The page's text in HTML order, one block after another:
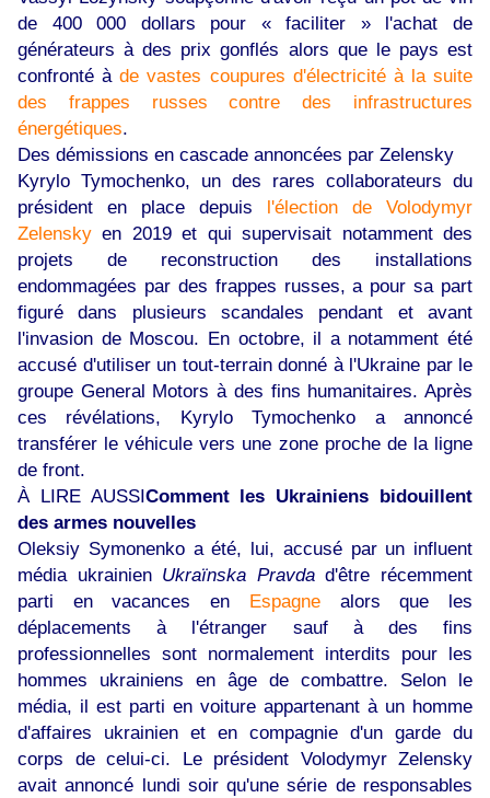
de 400 000 dollars pour « faciliter » l'achat de
générateurs à des prix gonflés alors que le pays est
confronté àde vastes coupures d'électricité à la suite
des frappes russes contre des infrastructures
énergétiques.
Des démissions en cascade annoncées par Zelensky
Kyrylo Tymochenko, un des rares collaborateurs du
président en place depuis l'élection de Volodymyr
Zelensky en 2019 et qui supervisait notamment des
projets de reconstruction des installations
endommagées par des frappes russes, a pour sa part
figuré dans plusieurs scandales pendant et avant
l'invasion de Moscou. En octobre, il a notamment été
accusé d'utiliser un tout-terrain donné à l'Ukraine par le
groupe General Motors à des fins humanitaires. Après
ces révélations, Kyrylo Tymochenko a annoncé
transférer le véhicule vers une zone proche de la ligne
de front.
À LIRE AUSSIComment les Ukrainiens bidouillent
des armes nouvelles
Oleksiy Symonenko a été, lui, accusé par un influent
média ukrainien Ukraïnska Pravdad'être récemment
parti en vacances en Espagnealors que les
déplacements à l'étranger sauf à des fins
professionnelles sont normalement interdits pour les
hommes ukrainiens en âge de combattre. Selon le
média, il est parti en voiture appartenant à un homme
d'affaires ukrainien et en compagnie d'un garde du
corps de celui-ci. Le président Volodymyr Zelensky
avait annoncé lundi soir qu'une série de responsables